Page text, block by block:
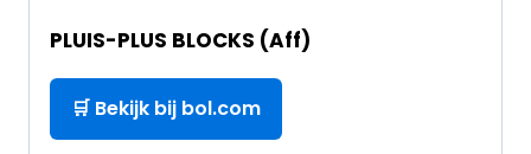
PLUIS-PLUS BLOCKS (Aff)
🛒 Bekijk bij bol.com